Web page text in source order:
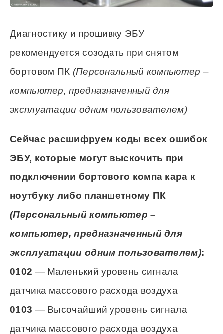
Диагностику и прошивку ЭБУ
рекомендуется созодать при снятом
бортовом ПК (Персональный компьютер –
компьютер, предназначенный для
эксплуатации одним пользователем)
Сейчас расшифруем коды всех ошибок
ЭБУ, которые могут выскочить при
подключении бортового компа кара к
ноутбуку либо планшетному ПК
(Персональный компьютер –
компьютер, предназначенный для
эксплуатации одним пользователем):
0102 — Маленький уровень сигнала
датчика массового расхода воздуха
0103 — Высочайший уровень сигнала
датчика массового расхода воздуха